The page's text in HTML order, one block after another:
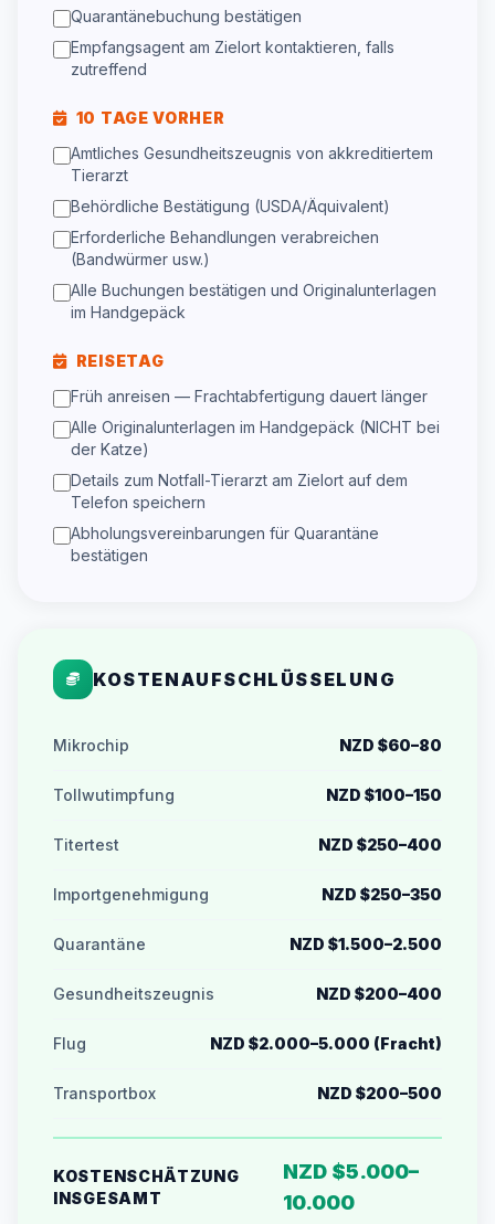
Quarantänebuchung bestätigen
Empfangsagent am Zielort kontaktieren, falls
zutreffend
10 TAGE VORHER
Amtliches Gesundheitszeugnis von akkreditiertem
Tierarzt
Behördliche Bestätigung (USDA/Äquivalent)
Erforderliche Behandlungen verabreichen
(Bandwürmer usw.)
Alle Buchungen bestätigen und Originalunterlagen
im Handgepäck
REISETAG
Früh anreisen — Frachtabfertigung dauert länger
Alle Originalunterlagen im Handgepäck (NICHT bei
der Katze)
Details zum Notfall-Tierarzt am Zielort auf dem
Telefon speichern
Abholungsvereinbarungen für Quarantäne
bestätigen
KOSTENAUFSCHLÜSSELUNG
Mikrochip NZD $60–80
Tollwutimpfung NZD $100–150
Titertest NZD $250–400
Importgenehmigung NZD $250–350
Quarantäne NZD $1.500–2.500
Gesundheitszeugnis NZD $200–400
Flug NZD $2.000–5.000 (Fracht)
Transportbox NZD $200–500
KOSTENSCHÄTZUNG
INSGESAMT
NZD $5.000–
10.000